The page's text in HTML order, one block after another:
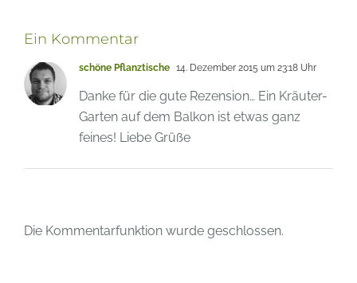
Danke für die gute Rezension… Ein Kräuter-
Garten auf dem Balkon ist etwas ganz